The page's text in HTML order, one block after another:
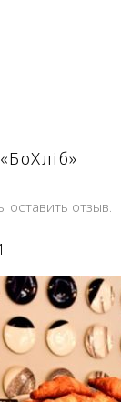
оставить отзыв.